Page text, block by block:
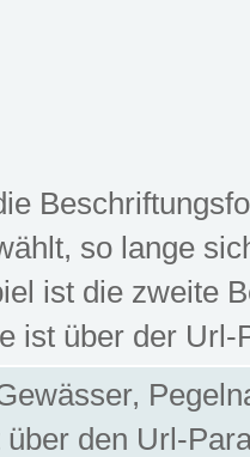
so lange
ist die zweite
ist über der
über den Url-